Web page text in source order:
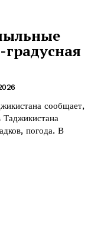
сообщает,
погода. В